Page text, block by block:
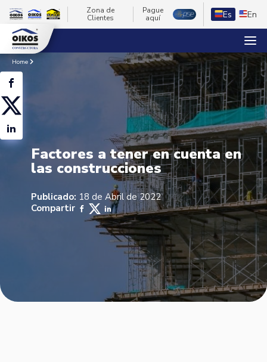
Zona de
Clientes
Pague
aquí
Es En
Home
Factores a tener en cuenta en
las construcciones
Publicado: 18 de Abril de 2022
Compartir